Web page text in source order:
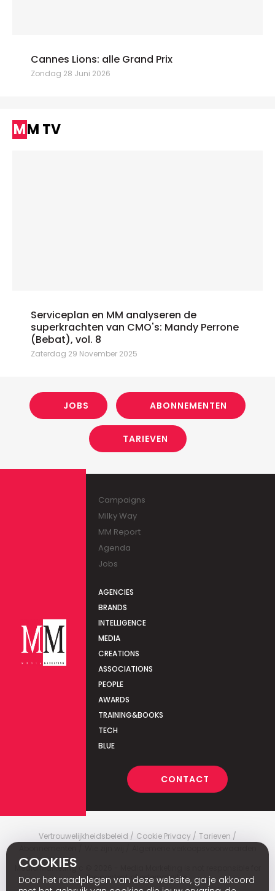
Cannes Lions: alle Grand Prix
Zondag 28 Juni 2026
MM TV
Serviceplan en MM analyseren de
superkrachten van CMO's: Mandy Perrone
(Bebat), vol. 8
Zaterdag 29 November 2025
JOBS ABONNEMENTEN
TARIEVEN
Campaigns
Milky Way
MM Report
Agenda
Jobs
AGENCIES
BRANDS
INTELLIGENCE
MEDIA
CREATIONS
ASSOCIATIONS
PEOPLE
AWARDS
TRAINING&BOOKS
TECH
BLUE
CONTACT
Vertrouwelijkheidsbeleid Cookie Privacy
Tarieven
Media Marketing
the content of external sites.
COOKIES
Door het raadplegen van deze website, ga je akkoord